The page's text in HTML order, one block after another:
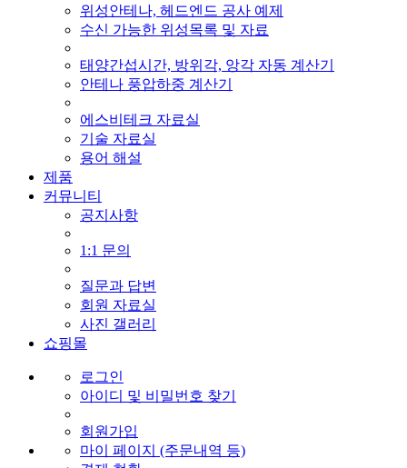
위성안테나, 헤드엔드 공사 예제
수신 가능한 위성목록 및 자료
태양간섭시간, 방위각, 앙각 자동 계산기
안테나 풍압하중 계산기
에스비테크 자료실
기술 자료실
용어 해설
제품
커뮤니티
공지사항
1:1 문의
질문과 답변
회원 자료실
사진 갤러리
쇼핑몰
로그인
아이디 및 비밀번호 찾기
회원가입
마이 페이지 (주문내역 등)